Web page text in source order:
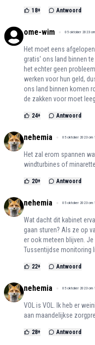
18+ Antwoord
ome-wim 05 oktober 2023
Het moet eens
gratis' ons land binnen
het echter geen
werken voor hun geld,
ons land binnen komen
de zakken voor moet
24+ Antwoord
nehemia 05 oktober 2023 om
Het zal erom spannen
windturbines of
20+ Antwoord
nehemia 05 oktober 2023 om
Wat dacht dit kabinet
gaan sturen? Als ze op
er ook meteen blijven.
Tussentijdse monitoring
22+ Antwoord
nehemia 05 oktober 2023 om
VOL is VOL. Ik heb er
aan maandelijkse
28+ Antwoord